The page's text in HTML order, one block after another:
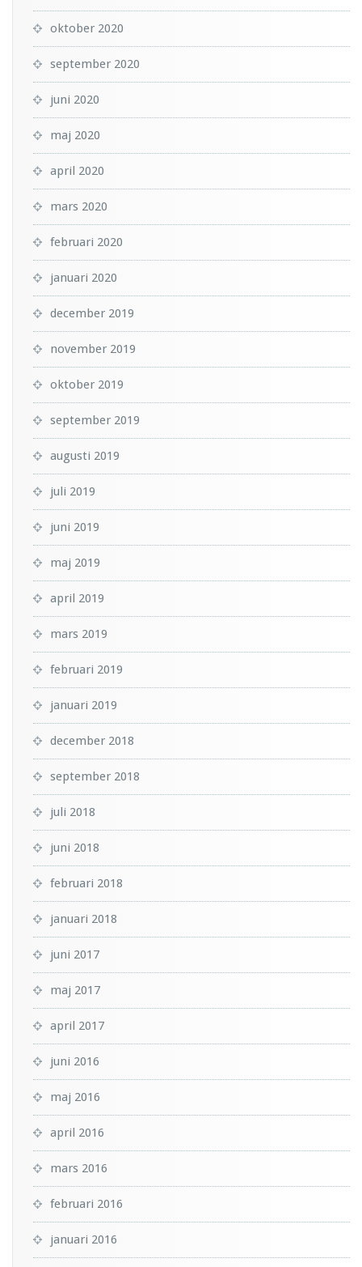
oktober 2020
september 2020
juni 2020
maj 2020
april 2020
mars 2020
februari 2020
januari 2020
december 2019
november 2019
oktober 2019
september 2019
augusti 2019
juli 2019
juni 2019
maj 2019
april 2019
mars 2019
februari 2019
januari 2019
december 2018
september 2018
juli 2018
juni 2018
februari 2018
januari 2018
juni 2017
maj 2017
april 2017
juni 2016
maj 2016
april 2016
mars 2016
februari 2016
januari 2016